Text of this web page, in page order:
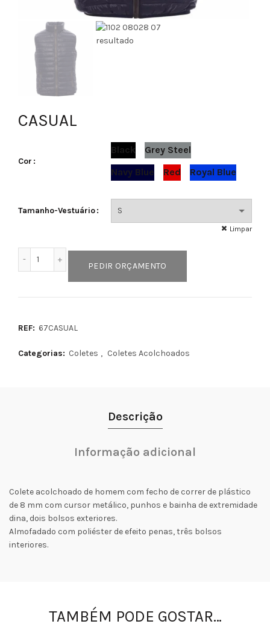
CASUAL
Cor
Black
Grey Steel
Navy Blue
Red Royal Blue
Tamanho-Vestuário
Limpar
Quantidade de CASUAL
PEDIR ORÇAMENTO
REF: 67CASUAL
Categorias: Coletes , Coletes Acolchoados
Descrição
Informação adicional
Colete acolchoado de homem com fecho de correr de plástico
de 8 mm com cursor metálico, punhos e bainha de extremidade
dina, dois bolsos exteriores.
Almofadado com poliéster de efeito penas, três bolsos
interiores.
TAMBÉM PODE GOSTAR…